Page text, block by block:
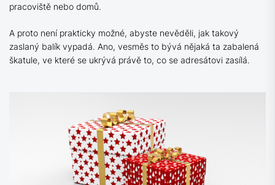
pracoviště nebo domů.
A proto není prakticky možné, abyste nevěděli, jak takový
zaslaný balík vypadá. Ano, vesměs to bývá nějaká ta zabalená
škatule, ve které se ukrývá právě to, co se adresátovi zasílá.